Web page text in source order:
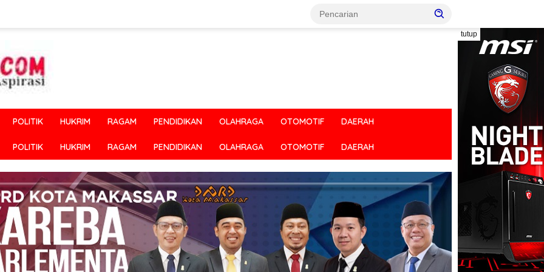
tutup
POLITIK HUKRIM RAGAM PENDIDIKAN OLAHRAGA OTOMOTIF DAERAH
POLITIK HUKRIM RAGAM PENDIDIKAN OLAHRAGA OTOMOTIF DAERAH